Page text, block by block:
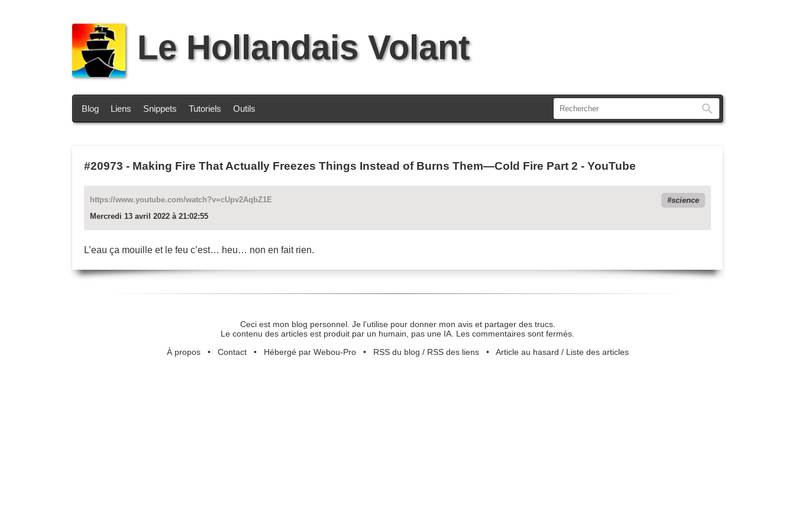
Le Hollandais Volant
Blog Liens Snippets Tutoriels Outils
#20973 - Making Fire That Actually Freezes Things Instead of Burns Them—Cold Fire Part 2 - YouTube
https://www.youtube.com/watch?v=cUpv2AqbZ1E
science
Mercredi 13 avril 2022 à 21:02:55
L’eau ça mouille et le feu c’est… heu… non en fait rien.
Ceci est mon blog personnel. Je l’utilise pour donner mon avis et partager des trucs.
Le contenu des articles est produit par un humain, pas une IA. Les commentaires sont fermés.
À propos• Contact• Hébergé par Webou-Pro• RSS du blog / RSS des liens• Article au hasard / Liste des articles